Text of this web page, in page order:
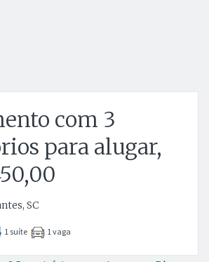
com 3
para alugar,
SC
1 suíte 1 vaga